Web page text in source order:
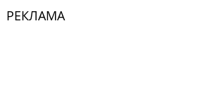
РЕКЛАМА